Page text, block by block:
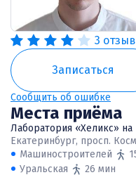
3
Записаться
Сообщить об ошибке
Места приёма
Лаборатория «Хеликс» на
Екатеринбург, просп.
Машиностроителей
Уральская
26 мин